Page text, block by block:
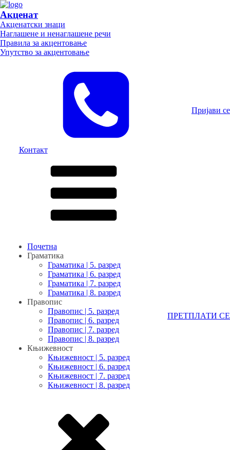
Акценат
Акценатски знаци
Наглашене и ненаглашене речи
Правила за акцентовање
Упутство за акцентовање
Контакт
Пријави се
Почетна
Граматика
Граматика | 5. разред
Граматика | 6. разред
Граматика | 7. разред
Граматика | 8. разред
Правопис
Правопис | 5. разред
Правопис | 6. разред
Правопис | 7. разред
Правопис | 8. разред
Књижевност
Књижевност | 5. разред
Књижевност | 6. разред
Књижевност | 7. разред
Књижевност | 8. разред
ПРЕТПЛАТИ СЕ